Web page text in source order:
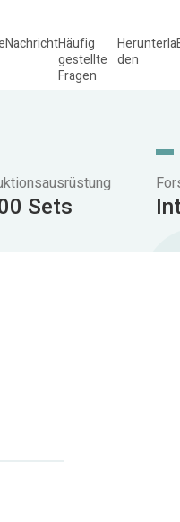
NachrichtHäufig
gestellte
Fragen
Herunterla
den
Sets